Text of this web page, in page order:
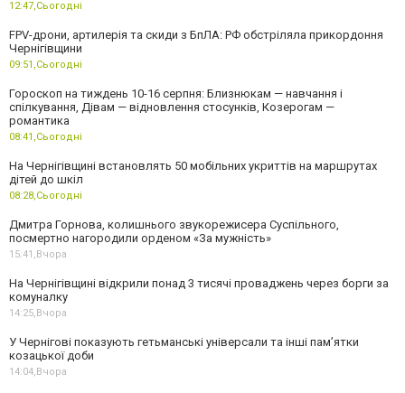
12:47,Сьогодні
FPV-дрони, артилерія та скиди з БпЛА: РФ обстріляла прикордоння
Чернігівщини
09:51,Сьогодні
Гороскоп на тиждень 10-16 серпня: Близнюкам — навчання і
спілкування, Дівам — відновлення стосунків, Козерогам —
романтика
08:41,Сьогодні
На Чернігівщині встановлять 50 мобільних укриттів на маршрутах
дітей до шкіл
08:28,Сьогодні
Дмитра Горнова, колишнього звукорежисера Суспільного,
посмертно нагородили орденом «За мужність»
15:41, Вчора
На Чернігівщині відкрили понад 3 тисячі проваджень через борги за
комуналку
14:25, Вчора
У Чернігові показують гетьманські універсали та інші пам’ятки
козацької доби
14:04, Вчора